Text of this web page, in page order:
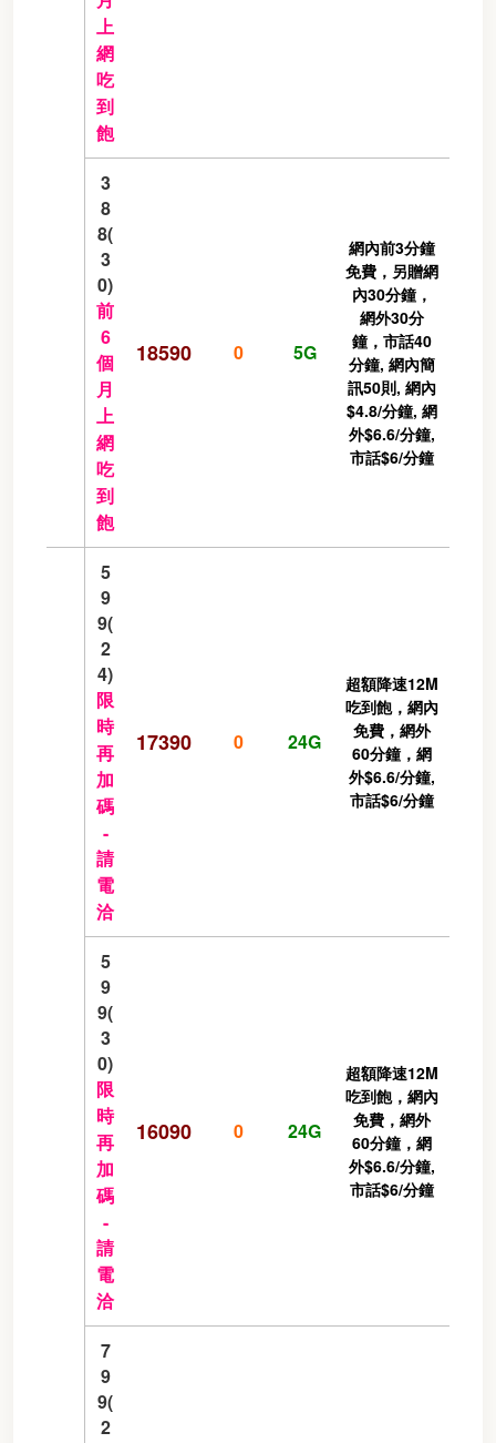
上
網
吃
到
飽
3
8
8(
3
0)
前
6
個
月
上
網
吃
到
飽
18590 0 5G
網內前3分鐘
免費，另贈網
內30分鐘，
網外30分
鐘，市話40
分鐘, 網內簡
訊50則, 網內
$4.8/分鐘, 網
外$6.6/分鐘,
市話$6/分鐘
5
9
9(
2
4)
限
時
再
加
碼
-
請
電
洽
17390 0 24G
超額降速12M
吃到飽，網內
免費，網外
60分鐘，網
外$6.6/分鐘,
市話$6/分鐘
5
9
9(
3
0)
限
時
再
加
碼
-
請
電
洽
16090 0 24G
超額降速12M
吃到飽，網內
免費，網外
60分鐘，網
外$6.6/分鐘,
市話$6/分鐘
7
9
9(
2